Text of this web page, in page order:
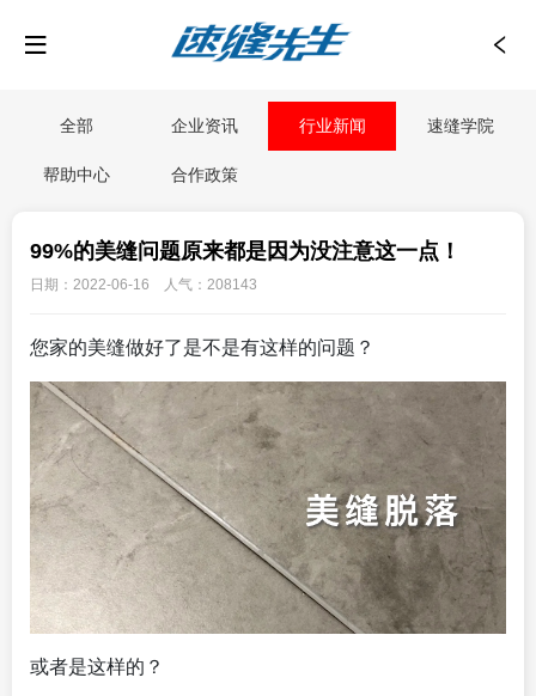
全部 企业资讯 行业新闻 速缝学院
帮助中心 合作政策
99%的美缝问题原来都是因为没注意这一点！
日期：2022-06-16 人气：208143
您家的美缝做好了是不是有这样的问题？
或者是这样的？